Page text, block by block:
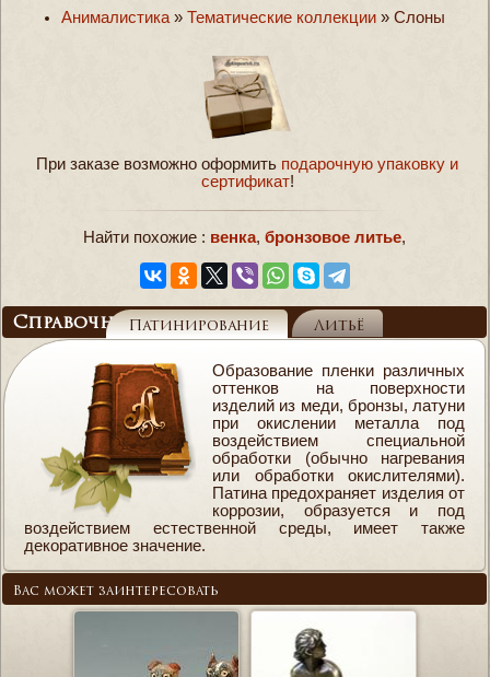
Анималистика » Тематические коллекции » Слоны
При заказе возможно оформить подарочную упаковку и
сертификат!
Найти похожие : венка, бронзовое литье,
СправочникПатинирование Литьё
Образование пленки различных
оттенков на поверхности
изделий из меди, бронзы, латуни
при окислении металла под
воздействием специальной
обработки (обычно нагревания
или обработки окислителями).
Патина предохраняет изделия от
коррозии, образуется и под
воздействием естественной среды, имеет также
декоративное значение.
Вас может заинтересовать